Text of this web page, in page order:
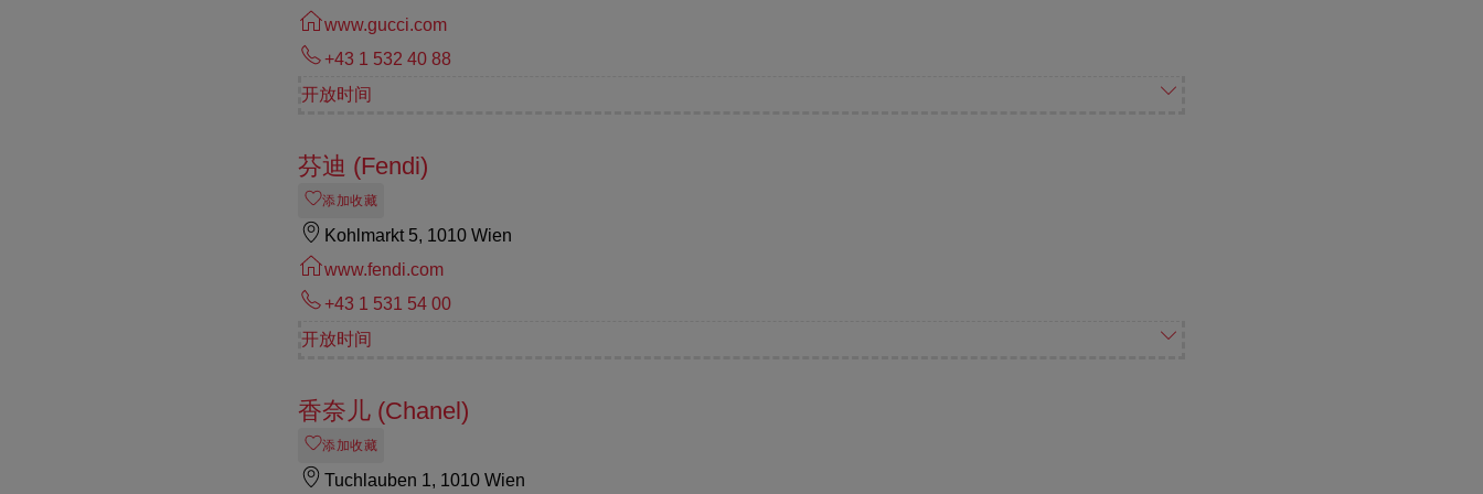
www.gucci.com
+43 1 532 40 88
开放时间
芬迪 (Fendi)
添加收藏
Kohlmarkt 5, 1010 Wien
www.fendi.com
+43 1 531 54 00
开放时间
香奈儿 (Chanel)
添加收藏
Tuchlauben 1, 1010 Wien